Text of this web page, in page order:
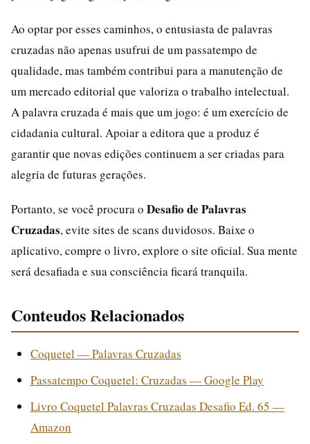
Ao optar por esses caminhos, o entusiasta de palavras
cruzadas não apenas usufrui de um passatempo de
qualidade, mas também contribui para a manutenção de
um mercado editorial que valoriza o trabalho intelectual.
A palavra cruzada é mais que um jogo: é um exercício de
cidadania cultural. Apoiar a editora que a produz é
garantir que novas edições continuem a ser criadas para
alegria de futuras gerações.
Portanto, se você procura o Desafio de Palavras
Cruzadas, evite sites de scans duvidosos. Baixe o
aplicativo, compre o livro, explore o site oficial. Sua mente
será desafiada e sua consciência ficará tranquila.
Conteudos Relacionados
Coquetel — Palavras Cruzadas
Passatempo Coquetel: Cruzadas — Google Play
Livro Coquetel Palavras Cruzadas Desafio Ed. 65 —
Amazon